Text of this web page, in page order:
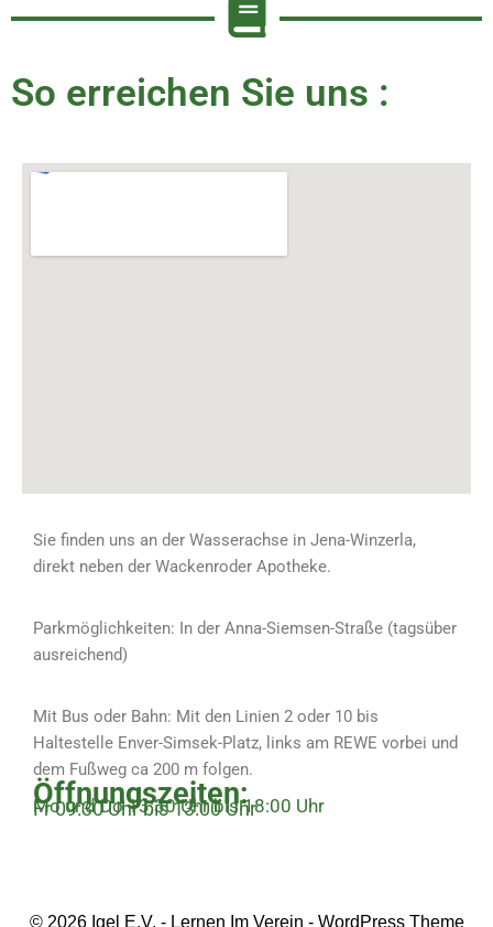
So erreichen Sie uns :
Sie finden uns an der Wasserachse in Jena-Winzerla,
direkt neben der Wackenroder Apotheke.
Parkmöglichkeiten: In der Anna-Siemsen-Straße (tagsüber
ausreichend)
Mit Bus oder Bahn: Mit den Linien 2 oder 10 bis
Haltestelle Enver-Simsek-Platz, links am REWE vorbei und
dem Fußweg ca 200 m folgen.
Öffnungszeiten:
Mo und Do 13:30 Uhr bis 18:00 Uhr
Fr 09:30 Uhr bis 13:00 Uhr
© 2026 Igel E.V. - Lernen Im Verein - WordPress Theme